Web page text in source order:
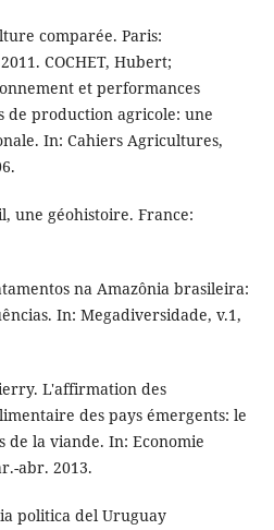
comparée. Paris:
COCHET, Hubert;
et performances
de production agricole: une
In: Cahiers Agricultures,
une géohistoire. France:
na Amazônia brasileira:
In: Megadiversidade, v.1,
L'affirmation des
des pays émergents: le
de la viande. In: Economie
abr. 2013.
politica del Uruguay